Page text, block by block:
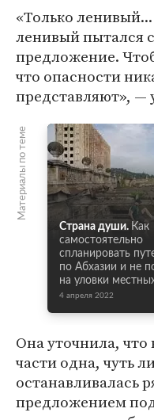
«Только
ленивый пытался
предложение.
что опасности
представляют», —
Материалы по теме
Страна души. Как
самостоятельно
спланировать
по Абхазии и не
на уловки
4 апреля 2022
Она уточнила,
части одна, чуть
останавливалась
предложением